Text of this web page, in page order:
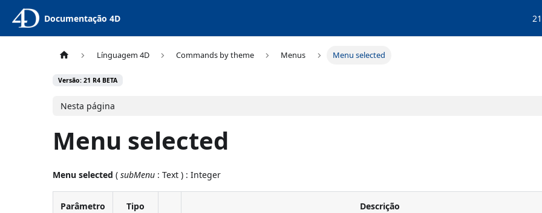
Documentação 4D
Línguagem 4D Commands by theme Menus Menu selected
Versão: 21 R4 BETA
Nesta página
Menu selected
Menu selected (subMenu : Text ) : Integer
Parâmetro Tipo Descrição